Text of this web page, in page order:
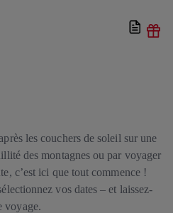
les couchers de soleil sur une
des montagnes ou par voyager
c’est ici que tout commence !
vos dates – et laissez-
voyage.